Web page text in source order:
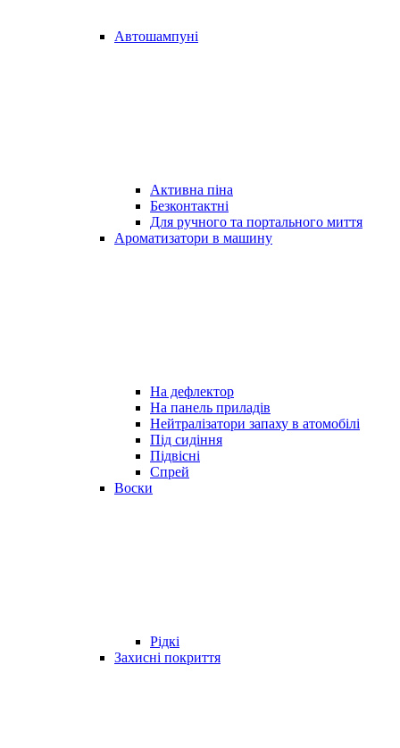
Автошампуні
Активна піна
Безконтактні
Для ручного та портального миття
Ароматизатори в машину
На дефлектор
На панель приладів
Нейтралізатори запаху в атомобілі
Під сидіння
Підвісні
Спрей
Воски
Рідкі
Захисні покриття